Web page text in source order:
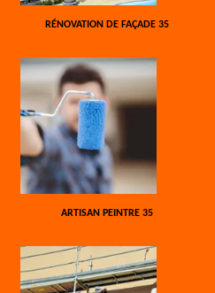
RÉNOVATION DE FAÇADE 35
ARTISAN PEINTRE 35